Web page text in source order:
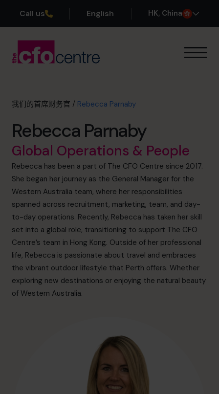
Call us English HK, China
我们的首席财务官
关于我们
加入团队
预约咨询电话
+852 2319 4705
info@cfocentre.com.hk
我们的首席财务官 / Rebecca Parnaby
Rebecca Parnaby
Global Operations & People
Rebecca has been a part of The CFO Centre since 2017.
She began her journey as the General Manager for the
Western Australia team, where her responsibilities
spanned across recruitment, marketing, team, and day-
to-day operations. Recently, Rebecca has taken her skill
set into a global role, transitioning to support The CFO
Centre’s team in Hong Kong. Outside of her professional
life, Rebecca is passionate about travel and embraces
the vibrant outdoor lifestyle that Perth offers. Whether
exploring new destinations or enjoying the natural beauty
of Western Australia.